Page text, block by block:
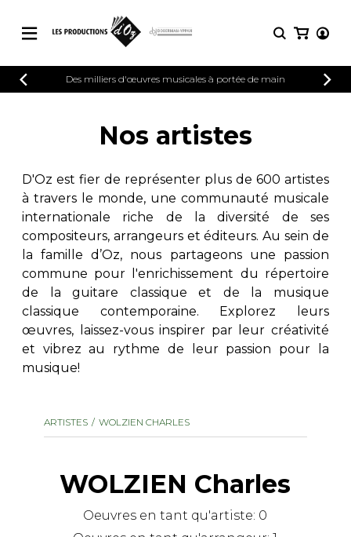
CATALOGUE
riche en œuvres originales et en
arrangements de qualité.
PARTITIONS POUR GUITARE
PARTITIONS POUR AUTRES
INSTRUMENTS
PARTITIONS POUR ENSEMBLES
CONNEXION
INSCRIPTION
Des milliers d'œuvres musicales à portée de main
riche en œuvres originales et en
arrangements de qualité.
2 guitares
3 guitares
4 guitares
5 guitares et plus
Ensemble de
Orchestre de guitares
Concerto pour
Guitare et un autre
Musique de chambre
Nos artistes
D'Oz est fier de représenter plus de 600 artistes
à travers le monde, une communauté musicale
internationale riche de la diversité de ses
compositeurs, arrangeurs et éditeurs. Au sein de
la famille d’Oz, nous partageons une passion
commune pour l'enrichissement du répertoire
de la guitare classique et de la musique
classique contemporaine. Explorez leurs
œuvres, laissez-vous inspirer par leur créativité
et vibrez au rythme de leur passion pour la
musique!
ARTISTES WOLZIEN CHARLES
WOLZIEN Charles
Oeuvres en tant qu'artiste: 0